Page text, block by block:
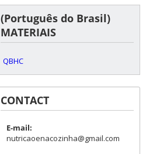
(Português do Brasil)
MATERIAIS
QBHC
CONTACT
E-mail:
nutricaoenacozinha@gmail.com